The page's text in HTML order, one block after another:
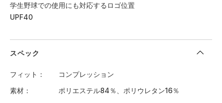
学生野球での使用にも対応するロゴ位置
UPF40
スペック
フィット
コンプレッション
素材
ポリエステル84％、ポリウレタン16％